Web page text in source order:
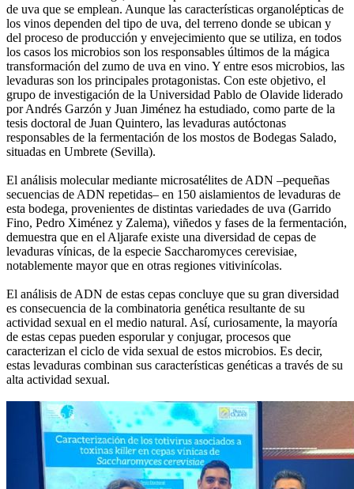
de uva que se emplean. Aunque las características organolépticas de
los vinos dependen del tipo de uva, del terreno donde se ubican y
del proceso de producción y envejecimiento que se utiliza, en todos
los casos los microbios son los responsables últimos de la mágica
transformación del zumo de uva en vino. Y entre esos microbios, las
levaduras son los principales protagonistas. Con este objetivo, el
grupo de investigación de la Universidad Pablo de Olavide liderado
por Andrés Garzón y Juan Jiménez ha estudiado, como parte de la
tesis doctoral de Juan Quintero, las levaduras autóctonas
responsables de la fermentación de los mostos de Bodegas Salado,
situadas en Umbrete (Sevilla).
El análisis molecular mediante microsatélites de ADN –pequeñas
secuencias de ADN repetidas– en 150 aislamientos de levaduras de
esta bodega, provenientes de distintas variedades de uva (Garrido
Fino, Pedro Ximénez y Zalema), viñedos y fases de la fermentación,
demuestra que en el Aljarafe existe una diversidad de cepas de
levaduras vínicas, de la especie Saccharomyces cerevisiae,
notablemente mayor que en otras regiones vitivinícolas.
El análisis de ADN de estas cepas concluye que su gran diversidad
es consecuencia de la combinatoria genética resultante de su
actividad sexual en el medio natural. Así, curiosamente, la mayoría
de estas cepas pueden esporular y conjugar, procesos que
caracterizan el ciclo de vida sexual de estos microbios. Es decir,
estas levaduras combinan sus características genéticas a través de su
alta actividad sexual.